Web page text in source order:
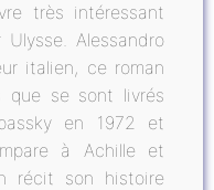
très intéressant
Alessandro
italien, ce roman
que se sont livrés
en 1972 et
à Achille et
récit son histoire